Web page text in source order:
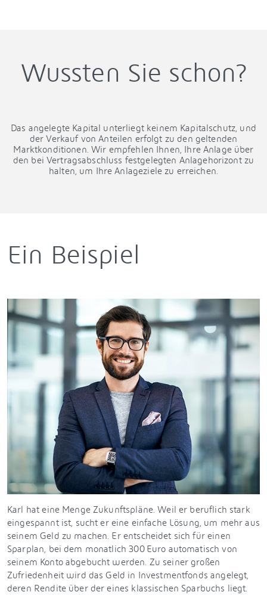
Wussten Sie schon?
Das angelegte Kapital unterliegt keinem Kapitalschutz, und
der Verkauf von Anteilen erfolgt zu den geltenden
Marktkonditionen. Wir empfehlen Ihnen, Ihre Anlage über
den bei Vertragsabschluss festgelegten Anlagehorizont zu
halten, um Ihre Anlageziele zu erreichen.
Ein Beispiel
Karl hat eine Menge Zukunftspläne. Weil er beruflich stark
eingespannt ist, sucht er eine einfache Lösung, um mehr aus
seinem Geld zu machen. Er entscheidet sich für einen
Sparplan, bei dem monatlich 300 Euro automatisch von
seinem Konto abgebucht werden. Zu seiner großen
Zufriedenheit wird das Geld in Investmentfonds angelegt,
deren Rendite über der eines klassischen Sparbuchs liegt.